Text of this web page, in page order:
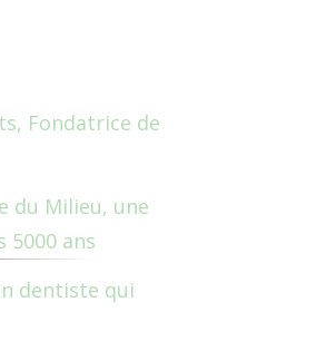
Fondatrice de
du Milieu, une
5000 ans
dentiste qui